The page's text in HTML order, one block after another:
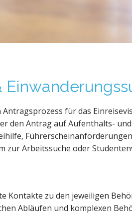
für das
den Antrag auf Aufenthalts-
zur Arbeitssuche oder
Kontakte zu den jeweiligen
Abläufen und komplexen